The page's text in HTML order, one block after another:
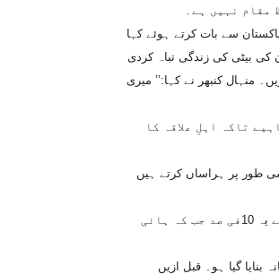
مقام نہیں ہے۔
سے بات کرتے ہوئے کہا
کی بیٹی کی زندگی تباہ کردی
منہال کنبھر نے کہا:’’ میری
تاکہ اہلِ علاقہ کا
طور پر ہراساں کرتے ہیں
عمر کوٹ کے پرائمری سکول میں زیرِ تعلیم بچیوں کا تناسب 44فی صد ہے‘ مڈل تک پہنچتے پہنچتے یہ 10فی صد جب کہ ہائی
گیا ہو۔ قبل ازیں